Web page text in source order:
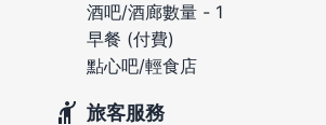
酒吧/酒廊數量 - 1
早餐 (付費)
點心吧/輕食店
旅客服務